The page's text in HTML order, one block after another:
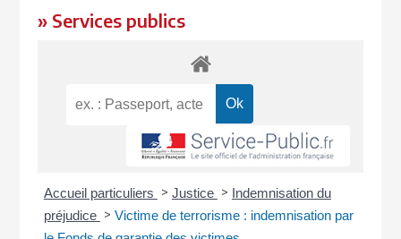
» Services publics
Accueil particuliers > Justice > Indemnisation du
préjudice > Victime de terrorisme : indemnisation par